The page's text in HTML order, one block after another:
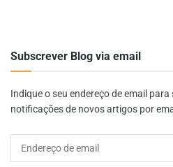
Subscrever Blog via email
Indique o seu endereço de email
notificações de novos artigos por